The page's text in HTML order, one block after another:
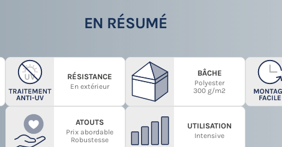
EN RÉSUMÉ
RÉSISTANCE
En extérieur
BÂCHE
Polyester
300 g/m2
ATOUTS
Prix abordable
Robustesse
UTILISATION
Intensive